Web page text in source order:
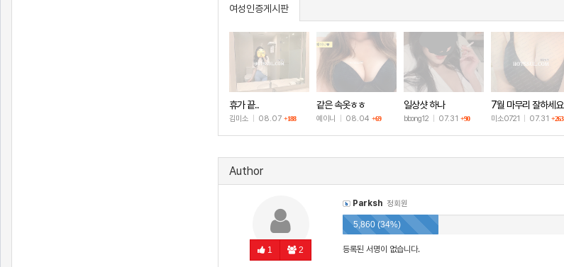
여성인증게시판
휴가 끝..
김미소 08.07 +188
같은 속옷ㅎㅎ
예이니 08.04 +69
일상샷 하나
bbong12 07.31 +90
7월 마무리 잘하세요
🫶
미소0721 07.31 +263
Author
1 2
Parksh 정회원
5,860 (34%)
등록된 서명이 없습니다.